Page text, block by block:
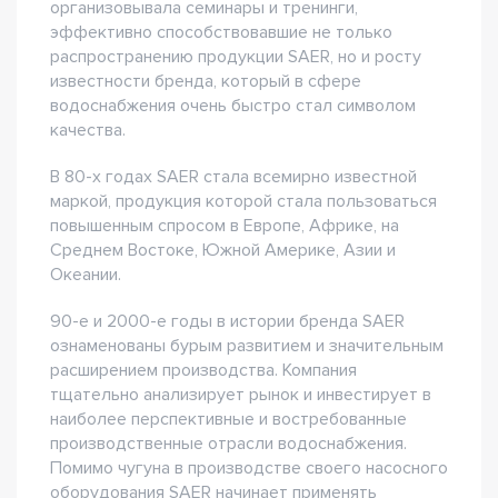
организовывала семинары и тренинги,
эффективно способствовавшие не только
распространению продукции SAER, но и росту
известности бренда, который в сфере
водоснабжения очень быстро стал символом
качества.
В 80-х годах SAER стала всемирно известной
маркой, продукция которой стала пользоваться
повышенным спросом в Европе, Африке, на
Среднем Востоке, Южной Америке, Азии и
Океании.
90-е и 2000-е годы в истории бренда SAER
ознаменованы бурым развитием и значительным
расширением производства. Компания
тщательно анализирует рынок и инвестирует в
наиболее перспективные и востребованные
производственные отрасли водоснабжения.
Помимо чугуна в производстве своего насосного
оборудования SAER начинает применять